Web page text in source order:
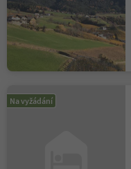
Na vyžádání